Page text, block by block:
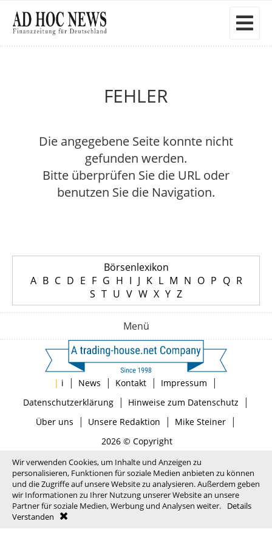
FEHLER
Die angegebene Seite konnte nicht
gefunden werden.
Bitte überprüfen Sie die URL oder
benutzen Sie die Navigation.
Börsenlexikon
A B C D E F G H I J K L M N O P Q R
S T U V W X Y Z
Menü
| i | News | Kontakt | Impressum |
Datenschutzerklärung| Hinweise zum Datenschutz |
Über uns | Unsere Redaktion | Mike Steiner|
2026 © Copyright
Wir verwenden Cookies, um Inhalte und Anzeigen zu
personalisieren, Funktionen für soziale Medien anbieten zu können
und die Zugriffe auf unsere Website zu analysieren. Außerdem geben
wir Informationen zu Ihrer Nutzung unserer Website an unsere
Partner für soziale Medien, Werbung und Analysen weiter.
Details
Verstanden